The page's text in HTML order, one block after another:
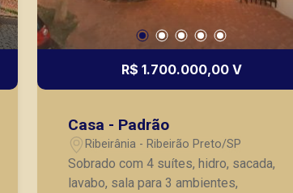
R$ 1.700.000,00 V
Casa - Padrão
Ribeirânia - Ribeirão Preto/SP
Sobrado com 4 suítes, hidro, sacada,
lavabo, sala para 3 ambientes,